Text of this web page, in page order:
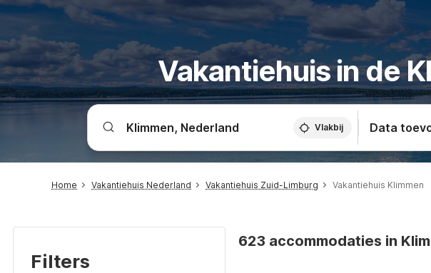
Vakantiehuis in de
Vlakbij Data
Home Vakantiehuis Nederland Vakantiehuis Zuid-Limburg Vakantiehuis Klimmen
Filters
623 accommodaties in